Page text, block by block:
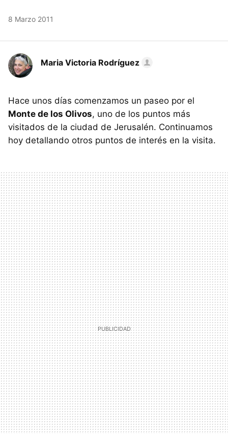
8 Marzo 2011
Maria Victoria Rodríguez
Hace unos días comenzamos un paseo por el
Monte de los Olivos, uno de los puntos más
visitados de la ciudad de Jerusalén. Continuamos
hoy detallando otros puntos de interés en la visita.